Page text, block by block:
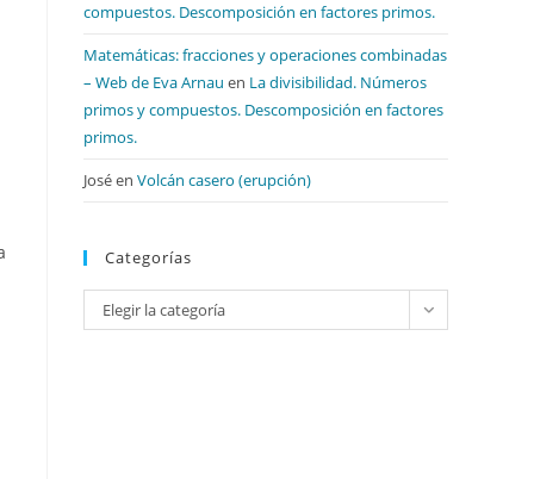
compuestos. Descomposición en factores primos.
Matemáticas: fracciones y operaciones combinadas
– Web de Eva Arnau en La divisibilidad. Números
primos y compuestos. Descomposición en factores
primos.
Joséen Volcán casero (erupción)
Categorías
Categorías
Elegir la categoría